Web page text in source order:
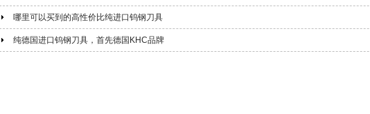
哪里可以买到的高性价比纯进口钨钢刀具
纯德国进口钨钢刀具，首先德国KHC品牌